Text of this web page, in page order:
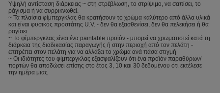
Υψηλή αντίσταση διάρκειας ~ στη στρέβλωση, το στρίψιμο, να σαπίσει, το
ράγισμα ή να συρρικνωθεί.
~ Τα πλαίσια φίμπεργκλας θα κρατήσουν το χρώμα καλύτερο από άλλα υλικά
και είναι φυσικός προστάτης U.V. - δεν θα εξασθενίσει, δεν θα πελεκήσει ή θα
ραγίσει.
~ Το φίμπεργκλας είναι ένα paintable προϊόν - μπορεί να χρωματιστεί κατά τη
διάρκεια της διαδικασίας παραγωγής ή στην περιοχή από τον πελάτη -
επιτρέπει στον πελάτη για να αλλάξει το χρώμα ανά πάσα στιγμή
~ Οι ιδιότητες του φίμπεργκλας εξασφαλίζουν ότι ένα προϊόν παραθύρων/
πορτών θα αποδώσει επίσης στο έτος 3, 10 και 30 δεδομένου ότι εκτέλεσε
την ημέρα μιας